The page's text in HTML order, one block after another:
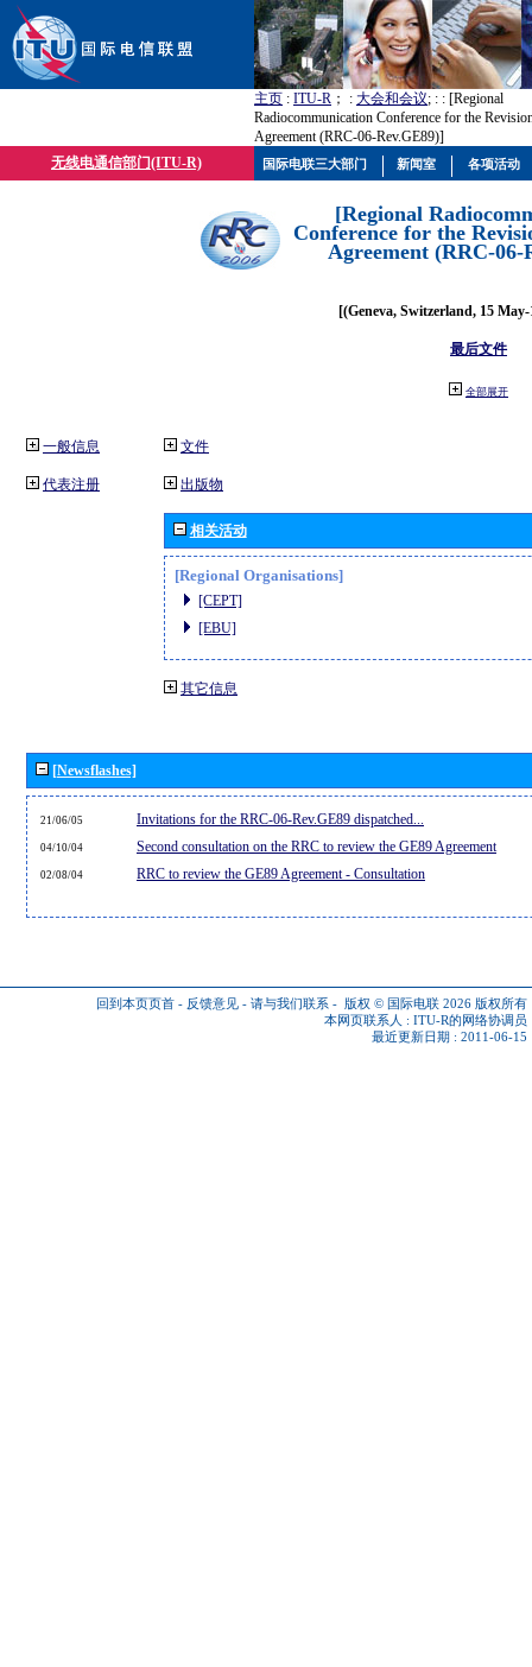
主页 : ITU-R ； : 大会和会议; : : [Regional
Radiocommunication Conference for the
Agreement (RRC-06-Rev.GE89)]
无线电通信部门(ITU-R)
[Regional
Conference for the
Agreement (RRC-06-
[(Geneva, Switzerland, 15
最后文件
全部展开
一般信息
代表注册
文件
出版物
相关活动
[Regional Organisations]
[CEPT]
[EBU]
其它信息
[Newsflashes]
21/06/05 Invitations for the RRC-06-Rev.GE89 dispatched...
04/10/04 Second consultation on the RRC to review the GE89 Agreement
02/08/04 RRC to review the GE89 Agreement - Consultation
回到本页页首 - 反馈意见 - 请与我们联系 - 版权 © 国际电联 2026 版权所有
本网页联系人 : ITU-R的网络协调员
最近更新日期 : 2011-06-15
国际电联三大部门 新闻室 各项活动